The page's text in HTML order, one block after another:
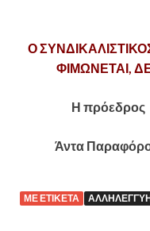
Ο
ΦΙΜΩΝΕΤΑΙ,
Η
Άντα
ΜΕ ΕΤΙΚΈΤΑ